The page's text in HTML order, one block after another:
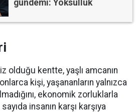
gündemi: Yoksulluk
olduğu kentte, yaşlı amcanın
kişi, yaşananların yalnızca
ekonomik zorluklarla
insanın karşı karşıya